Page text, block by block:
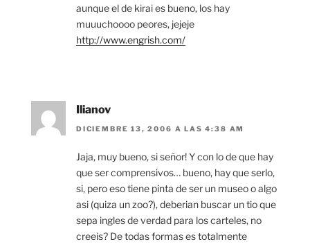
aunque el de kirai es bueno, los hay
muuuchoooo peores, jejeje
http://www.engrish.com/
Ilianov
DICIEMBRE 13, 2006 A LAS 4:38 AM
Jaja, muy bueno, si señor! Y con lo de que hay
que ser comprensivos… bueno, hay que serlo,
si, pero eso tiene pinta de ser un museo o algo
asi (quiza un zoo?), deberian buscar un tio que
sepa ingles de verdad para los carteles, no
creeis? De todas formas es totalmente